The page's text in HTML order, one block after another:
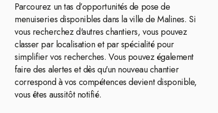
Parcourez un tas d’opportunités de pose de
menuiseries disponibles dans la ville de Malines. Si
vous recherchez d'autres chantiers, vous pouvez
classer par localisation et par spécialité pour
simplifier vos recherches. Vous pouvez également
faire des alertes et dès qu'un nouveau chantier
correspond à vos compétences devient disponible,
vous êtes aussitôt notifié.